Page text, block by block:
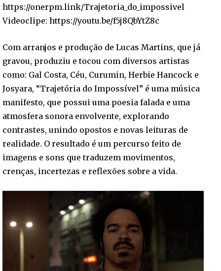
https://onerpm.link/Trajetoria_do_impossivel
Videoclipe: https://youtu.be/f5j8QbYtZ8c
Com arranjos e produção de Lucas Martins, que já
gravou, produziu e tocou com diversos artistas
como: Gal Costa, Céu, Curumin, Herbie Hancock e
Josyara, “Trajetória do Impossível” é uma música
manifesto, que possui uma poesia falada e uma
atmosfera sonora envolvente, explorando
contrastes, unindo opostos e novas leituras de
realidade. O resultado é um percurso feito de
imagens e sons que traduzem movimentos,
crenças, incertezas e reflexões sobre a vida.